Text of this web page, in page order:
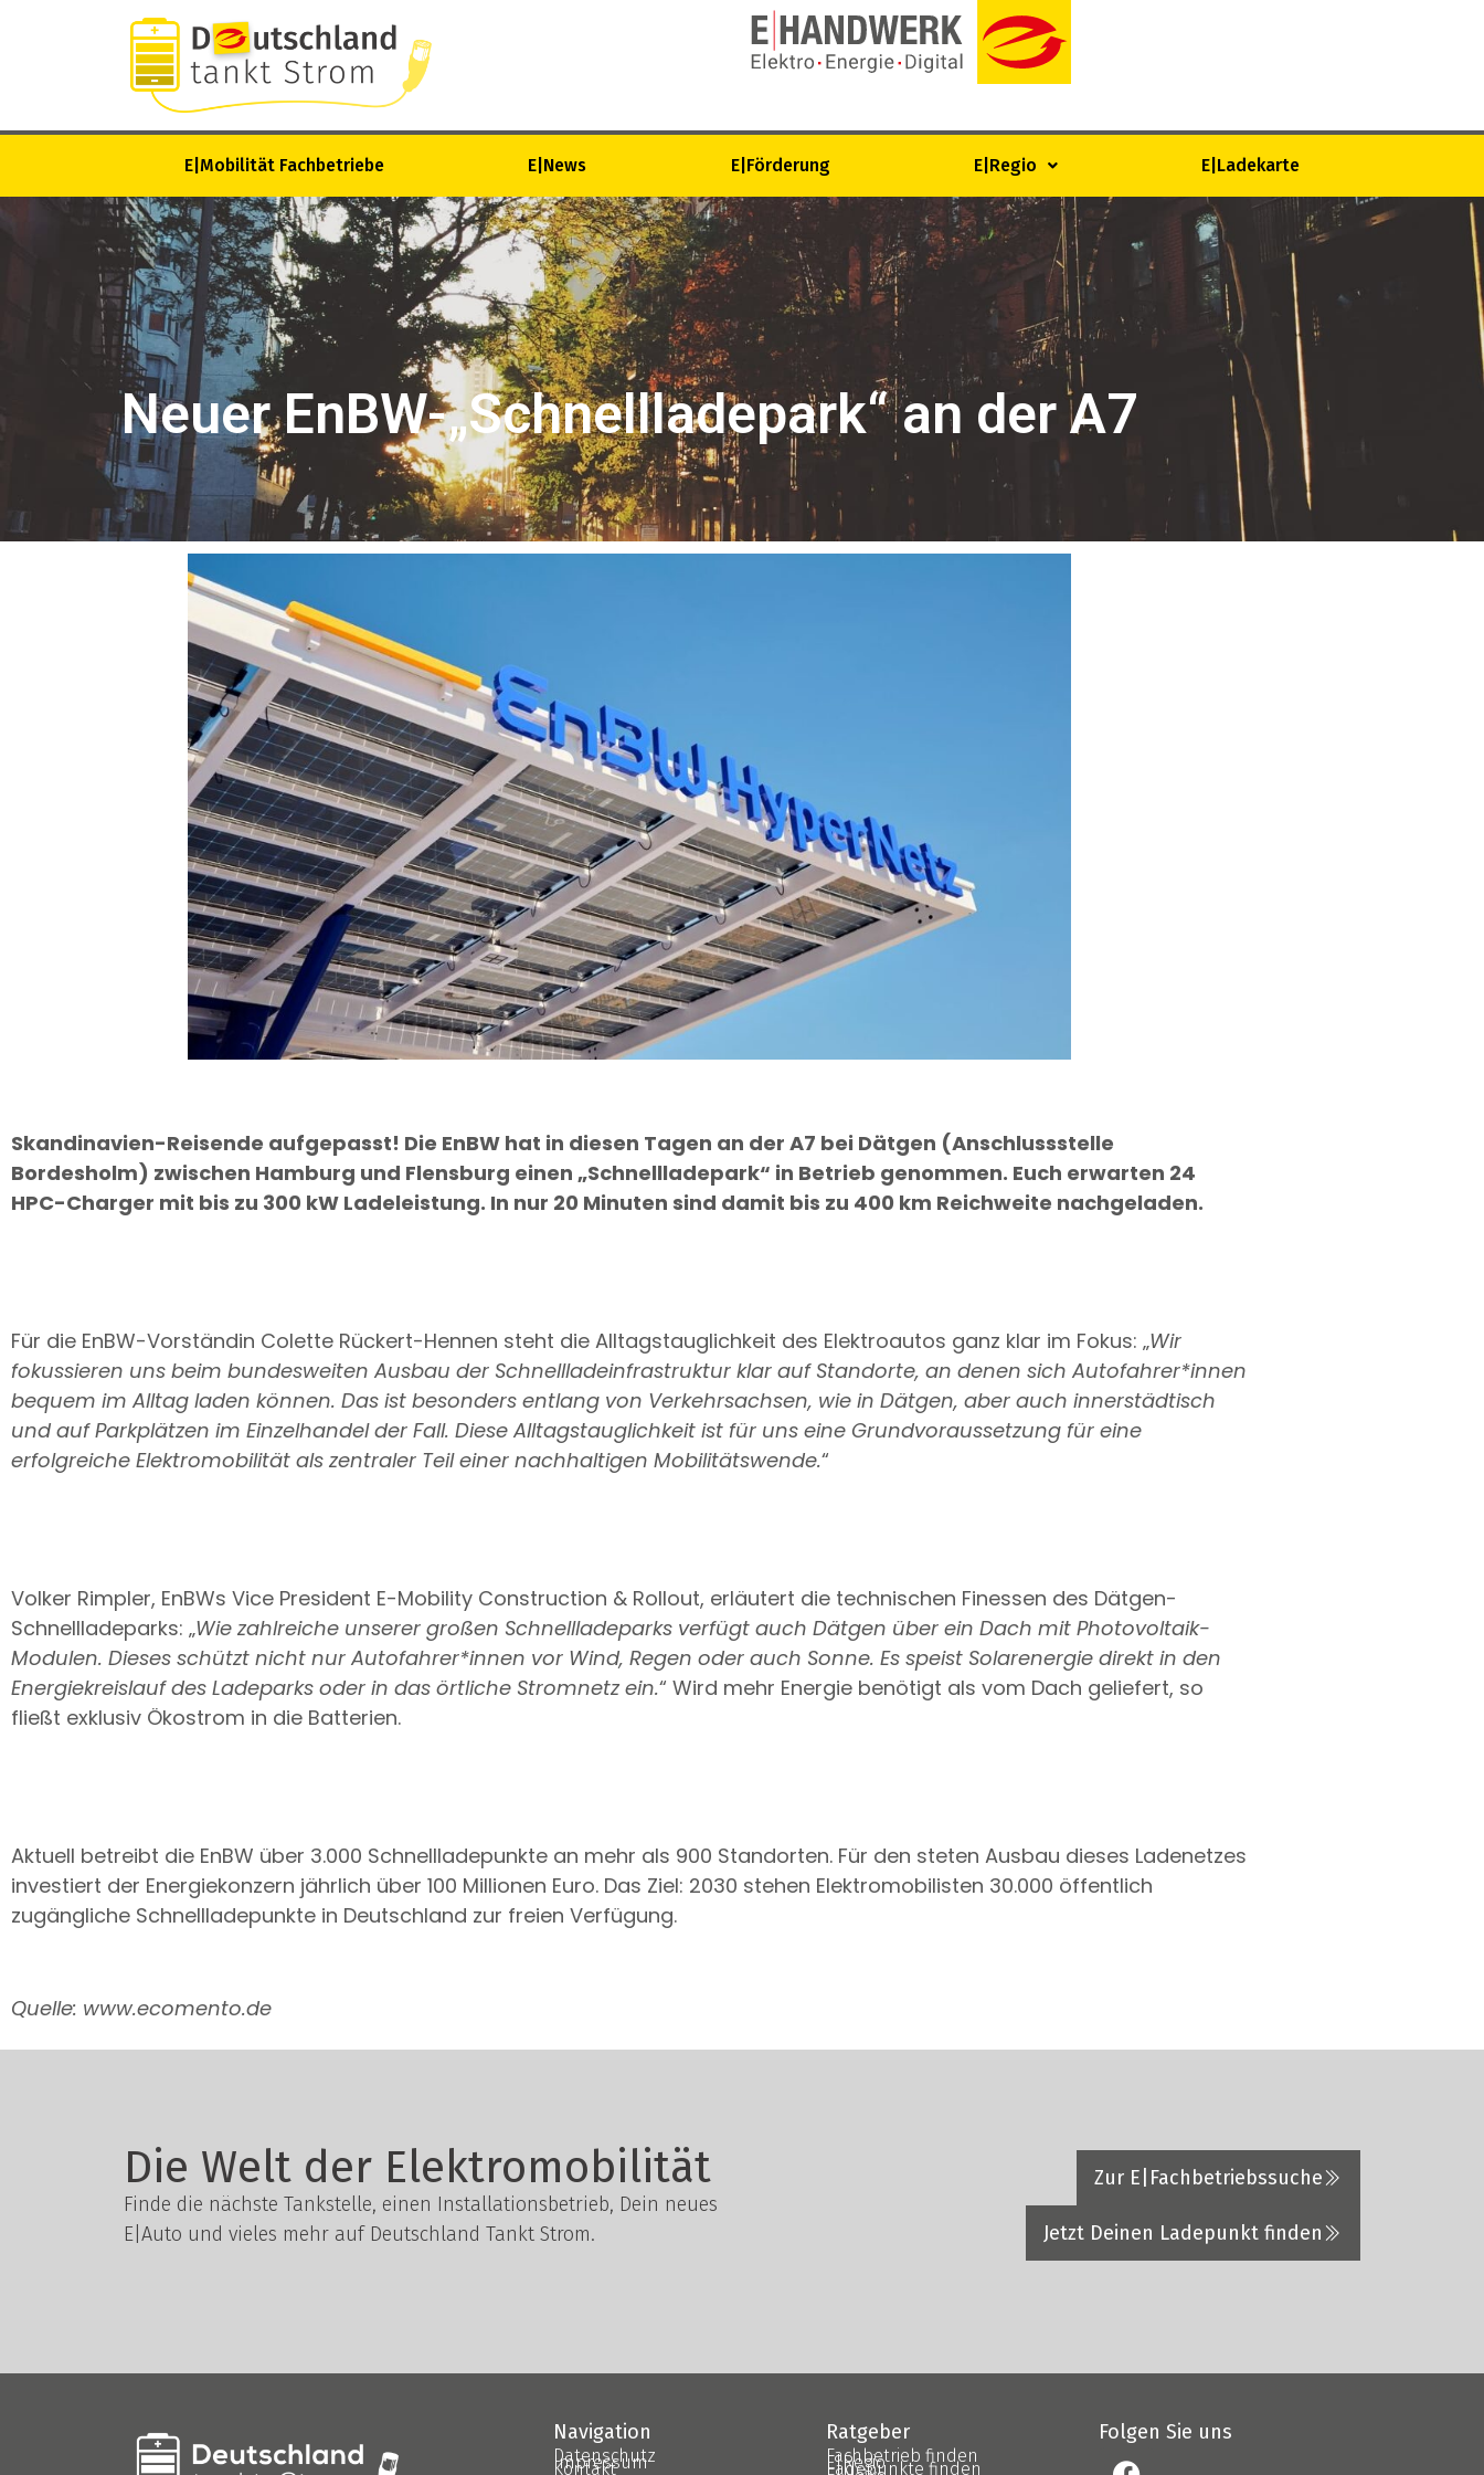
E|Mobilität Fachbetriebe E|News E|Förderung E|Regio E|Ladekarte
Neuer EnBW-„Schnellladepark“ an der A7
Skandinavien-Reisende aufgepasst! Die EnBW hat in diesen Tagen an der A7 bei Dätgen (Anschlussstelle
Bordesholm) zwischen Hamburg und Flensburg einen „Schnellladepark“ in Betrieb genommen. Euch erwarten 24
HPC-Charger mit bis zu 300 kW Ladeleistung. In nur 20 Minuten sind damit bis zu 400 km Reichweite nachgeladen.
Für die EnBW-Vorständin Colette Rückert-Hennen steht die Alltagstauglichkeit des Elektroautos ganz klar im Fokus: „Wir
fokussieren uns beim bundesweiten Ausbau der Schnellladeinfrastruktur klar auf Standorte, an denen sich Autofahrer*innen
bequem im Alltag laden können. Das ist besonders entlang von Verkehrsachsen, wie in Dätgen, aber auch innerstädtisch
und auf Parkplätzen im Einzelhandel der Fall. Diese Alltagstauglichkeit ist für uns eine Grundvoraussetzung für eine
erfolgreiche Elektromobilität als zentraler Teil einer nachhaltigen Mobilitätswende.“
Volker Rimpler, EnBWs Vice President E-Mobility Construction & Rollout, erläutert die technischen Finessen des Dätgen-
Schnellladeparks: „Wie zahlreiche unserer großen Schnellladeparks verfügt auch Dätgen über ein Dach mit Photovoltaik-
Modulen. Dieses schützt nicht nur Autofahrer*innen vor Wind, Regen oder auch Sonne. Es speist Solarenergie direkt in den
Energiekreislauf des Ladeparks oder in das örtliche Stromnetz ein.“ Wird mehr Energie benötigt als vom Dach geliefert, so
fließt exklusiv Ökostrom in die Batterien.
Aktuell betreibt die EnBW über 3.000 Schnellladepunkte an mehr als 900 Standorten. Für den steten Ausbau dieses Ladenetzes
investiert der Energiekonzern jährlich über 100 Millionen Euro. Das Ziel: 2030 stehen Elektromobilisten 30.000 öffentlich
zugängliche Schnellladepunkte in Deutschland zur freien Verfügung.
Quelle: www.ecomento.de
Die Welt der Elektromobilität
Finde die nächste Tankstelle, einen Installationsbetrieb, Dein neues
E|Auto und vieles mehr auf Deutschland Tankt Strom.
Zur E|Fachbetriebssuche
Jetzt Deinen Ladepunkt finden
Navigation
Datenschutz
Impressum
Kontakt
Ratgeber
Fachbetrieb finden
E|Regio
Ladepunkte finden
Folgen Sie uns